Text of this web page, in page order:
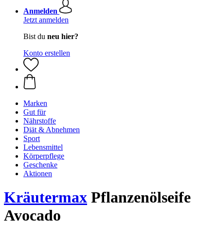
Anmelden
Jetzt anmelden
Bist du neu hier?
Konto erstellen
Marken
Gut für
Nährstoffe
Diät & Abnehmen
Sport
Lebensmittel
Körperpflege
Geschenke
Aktionen
Kräutermax Pflanzenölseife
Avocado